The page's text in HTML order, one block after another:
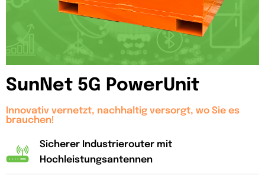
SunNet 5G PowerUnit
Innovativ vernetzt, nachhaltig versorgt, wo Sie es
brauchen!
Sicherer Industrierouter mit
Hochleistungsantennen